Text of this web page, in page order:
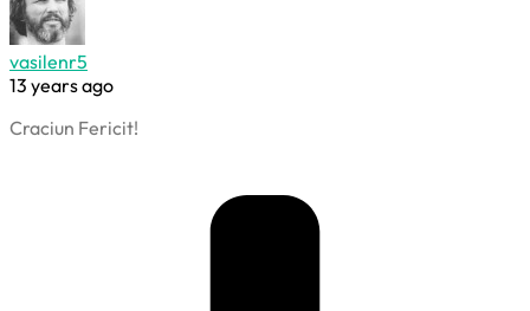
vasilenr5
13 years ago
Craciun Fericit!